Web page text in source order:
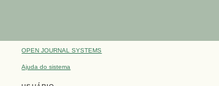
OPEN JOURNAL SYSTEMS
Ajuda do sistema